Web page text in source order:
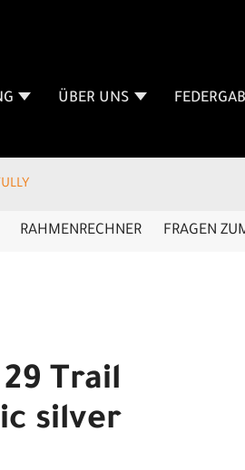
ÜBER UNS
RAHMENRECHNER FRAGEN
Trail
silver